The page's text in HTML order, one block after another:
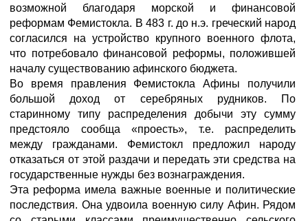
возможной благодаря морской и финансовой
реформам Фемистокла. В 483 г. до н.э. греческий народ
согласился на устройство крупного военного флота,
что потребовало финансовой реформы, положившей
началу существованию афинского бюджета.
Во время правления Фемистокла Афины получили
большой доход от серебряных рудников. По
старинному типу распределения добычи эту сумму
предстояло сообща «проесть», т.е. распределить
между гражданами. Фемистокл предложил народу
отказаться от этой раздачи и передать эти средства на
государственные нужды без вознаграждения.
Эта реформа имела важные военные и политические
последствия. Она удвоила военную силу Афин. Рядом